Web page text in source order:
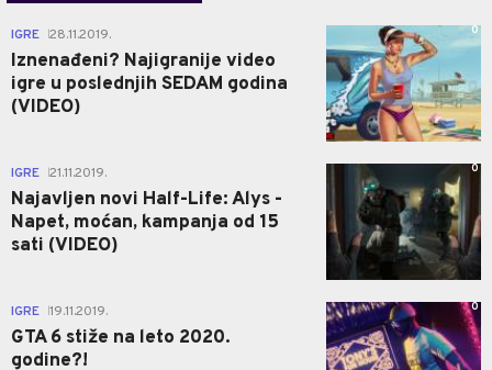
IGRE 28.11.2019.
Iznenađeni? Najigranije video
igre u poslednjih SEDAM godina
(VIDEO)
0
IGRE 21.11.2019.
Najavljen novi Half-Life: Alys -
Napet, moćan, kampanja od 15
sati (VIDEO)
0
IGRE 19.11.2019.
GTA 6 stiže na leto 2020.
godine?!
0